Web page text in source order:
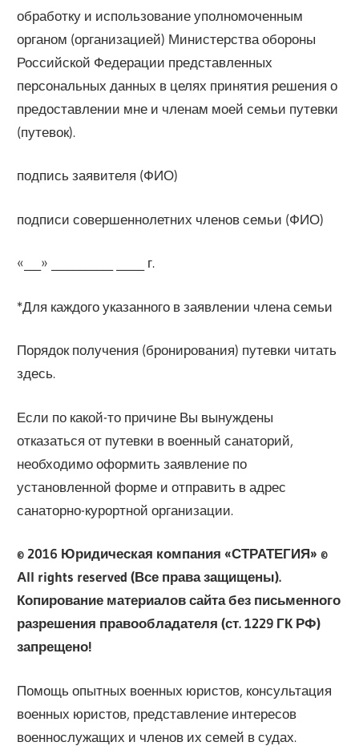
обработку и использование уполномоченным
органом (организацией) Министерства обороны
Российской Федерации представленных
персональных данных в целях принятия решения о
предоставлении мне и членам моей семьи путевки
(путевок).
подпись заявителя (ФИО)
подписи совершеннолетних членов семьи (ФИО)
«___» ___________ _____ г.
*Для каждого указанного в заявлении члена семьи
Порядок получения (бронирования) путевки читать
здесь.
Если по какой-то причине Вы вынуждены
отказаться от путевки в военный санаторий,
необходимо оформить заявление по
установленной форме и отправить в адрес
санаторно-курортной организации.
© 2016 Юридическая компания «СТРАТЕГИЯ» ©
Аll rights reserved (Все права защищены).
Копирование материалов сайта без письменного
разрешения правообладателя (ст. 1229 ГК РФ)
запрещено!
Помощь опытных военных юристов, консультация
военных юристов, представление интересов
военнослужащих и членов их семей в судах.